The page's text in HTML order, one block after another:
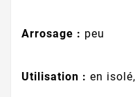
Arrosage : peu
Utilisation : en